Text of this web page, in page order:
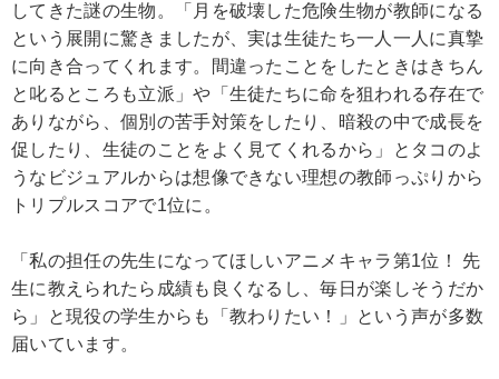
してきた謎の生物。「月を破壊した危険生物が教師になる
という展開に驚きましたが、実は生徒たち一人一人に真摯
に向き合ってくれます。間違ったことをしたときはきちん
と叱るところも立派」や「生徒たちに命を狙われる存在で
ありながら、個別の苦手対策をしたり、暗殺の中で成長を
促したり、生徒のことをよく見てくれるから」とタコのよ
うなビジュアルからは想像できない理想の教師っぷりから
トリプルスコアで1位に。
「私の担任の先生になってほしいアニメキャラ第1位！ 先
生に教えられたら成績も良くなるし、毎日が楽しそうだか
ら」と現役の学生からも「教わりたい！」という声が多数
届いています。